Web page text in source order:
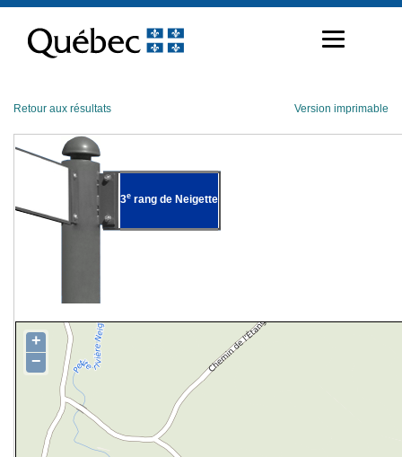
contenu
Retour aux résultats Version imprimable
3e rang de Neigette
+
−